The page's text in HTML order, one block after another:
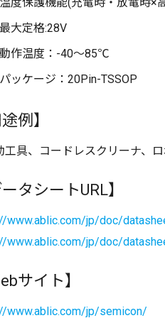
最大定格:28V
動作温度：-40～85℃
パッケージ：20Pin-TSSOP
途例】
工具、コードレスクリーナ、
ータシートURL】
www.ablic.com/jp/doc/
www.ablic.com/jp/doc/
サイト】
www.ablic.com/jp/semicon/